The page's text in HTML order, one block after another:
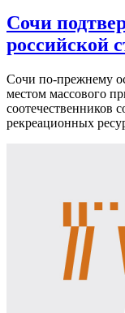
Сочи
российской
Сочи по-прежнему
местом массового
соотечественников
рекреационных